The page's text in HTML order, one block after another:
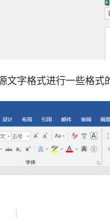
字格式进行一些格式